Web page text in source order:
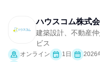
ハウスコム株式
建築設計、不動産
ビス
オンライン 1日
2026